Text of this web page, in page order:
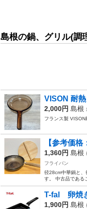
島根の鍋、グリル(調
VISON 耐
2,000円 島根
フランス製 VISON
【参考価
1,360円 島根
フライパン
径28cm中華鍋と、
す。 中古品である
T-fal 卵焼
1,900円 島根